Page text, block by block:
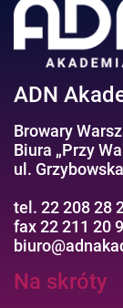
ADN
Browary
Biura „Przy
ul.
tel. 22 208 28
fax 22 211 20
Na skróty